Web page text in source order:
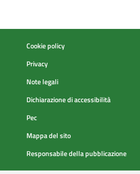
Cookie policy
Privacy
Note legali
Dichiarazione di accessibilità
Pec
Mappa del sito
Responsabile della pubblicazione